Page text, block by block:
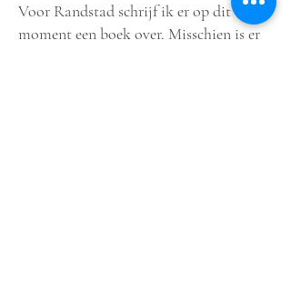
Voor Randstad schrijf ik er op dit
moment een boek over. Misschien is er